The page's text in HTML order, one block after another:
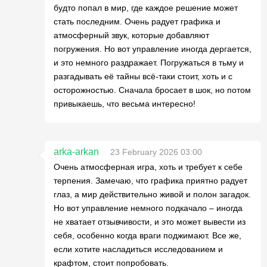
будто попал в мир, где каждое решение может
стать последним. Очень радует графика и
атмосферный звук, которые добавляют
погружения. Но вот управление иногда дергается,
и это немного раздражает. Погружаться в тьму и
разгадывать её тайны всё-таки стоит, хоть и с
осторожностью. Сначала бросает в шок, но потом
привыкаешь, что весьма интересно!
arka-arkan
23 February 2026 03:00
Очень атмосферная игра, хоть и требует к себе
терпения. Замечаю, что графика приятно радует
глаз, а мир действительно живой и полон загадок.
Но вот управление немного подкачало – иногда
не хватает отзывчивости, и это может вывести из
себя, особенно когда враги поджимают. Все же,
если хотите насладиться исследованием и
крафтом, стоит попробовать.